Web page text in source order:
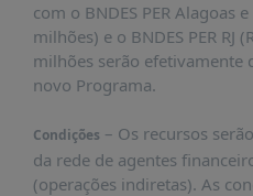
MATERIAIS
INFORMAÇÕES
EVENTOS
INSCRIÇÕES
com o BNDES PER Alagoas
milhões) e o BNDES PER RJ
milhões serão efetivamente
novo Programa.
Condições – Os recursos
da rede de agentes
(operações indiretas). As